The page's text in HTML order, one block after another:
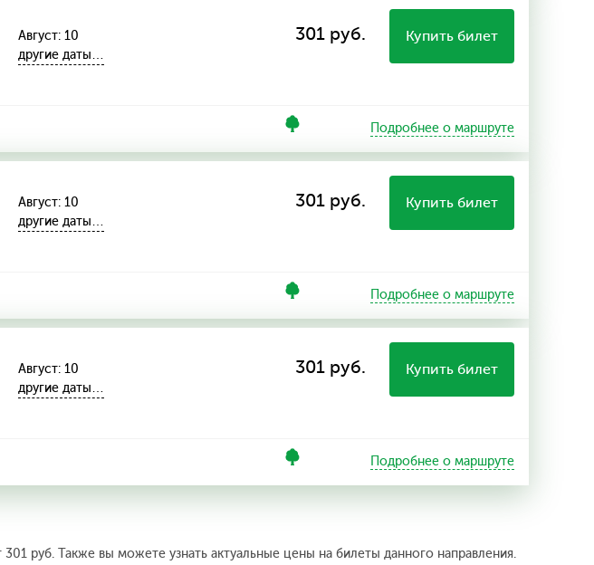
Август: 10
другие даты…
301 руб. Купить билет
Подробнее о маршруте
Август: 10
другие даты…
301 руб. Купить билет
Подробнее о маршруте
Август: 10
другие даты…
301 руб. Купить билет
Подробнее о маршруте
руб. Также вы можете узнать актуальные цены на билеты данного направления.